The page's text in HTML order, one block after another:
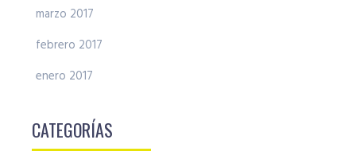
marzo 2017
febrero 2017
enero 2017
CATEGORÍAS